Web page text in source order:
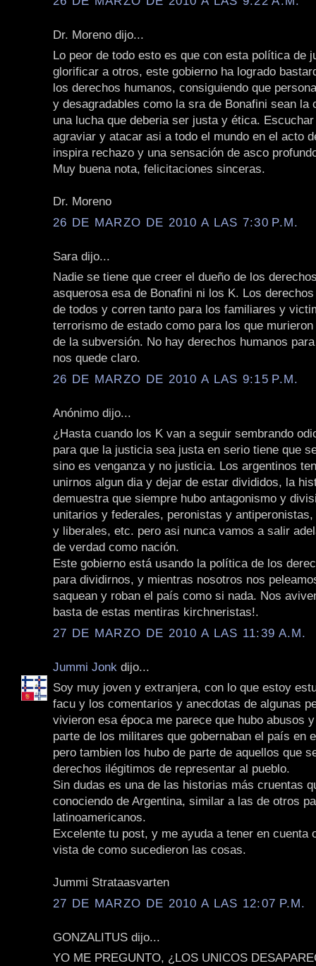
Dr. Moreno dijo...
Lo peor de todo esto es que con esta política de
glorificar a otros, este gobierno ha logrado
los derechos humanos, consiguiendo que
y desagradables como la sra de Bonafini sean la
una lucha que deberia ser justa y ética.
agraviar y atacar asi a todo el mundo en el acto
inspira rechazo y una sensación de asco
Muy buena nota, felicitaciones sinceras.
Dr. Moreno
26 DE MARZO DE 2010 A LAS 7:30 P.M.
Sara dijo...
Nadie se tiene que creer el dueño de los
asquerosa esa de Bonafini ni los K. Los
de todos y corren tanto para los familiares y
terrorismo de estado como para los que
de la subversión. No hay derechos humanos
nos quede claro.
26 DE MARZO DE 2010 A LAS 9:15 P.M.
Anónimo dijo...
¿Hasta cuando los K van a seguir sembrando
para que la justicia sea justa en serio tiene que
sino es venganza y no justicia. Los argentinos
unirnos algun dia y dejar de estar divididos, la
demuestra que siempre hubo antagonismo y
unitarios y federales, peronistas y
y liberales, etc. pero asi nunca vamos a salir
de verdad como nación.
Este gobierno está usando la política de los
para dividirnos, y mientras nosotros nos
saquean y roban el país como si nada. Nos
basta de estas mentiras kirchneristas!.
27 DE MARZO DE 2010 A LAS 11:39 A.M.
Jummi Jonk dijo...
Soy muy joven y extranjera, con lo que estoy
facu y los comentarios y anecdotas de algunas
vivieron esa época me parece que hubo abusos
parte de los militares que gobernaban el país en
pero tambien los hubo de parte de aquellos que
derechos ilégitimos de representar al pueblo.
Sin dudas es una de las historias más cruentas
conociendo de Argentina, similar a las de otros
latinoamericanos.
Excelente tu post, y me ayuda a tener en cuenta
vista de como sucedieron las cosas.
Jummi Strataasvarten
27 DE MARZO DE 2010 A LAS 12:07 P.M.
GONZALITUS dijo...
YO ME PREGUNTO, ¿LOS UNICOS